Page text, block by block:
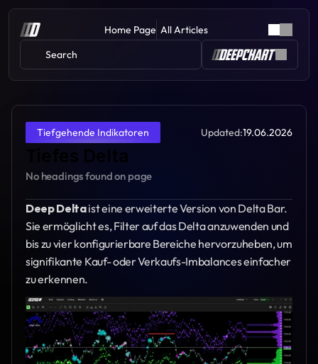
Home Page All Articles
Search
Tiefgehende Indikatoren Updated:19.06.2026
Tiefes Delta
No headings found on page
Deep Delta ist eine erweiterte Version von Delta Bar.
Sie ermöglicht es, Filter auf das Delta anzuwenden und
bis zu vier konfigurierbare Bereiche hervorzuheben, um
signifikante Kauf- oder Verkaufs-Imbalances einfacher
zu erkennen.